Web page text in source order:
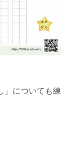
」についても練